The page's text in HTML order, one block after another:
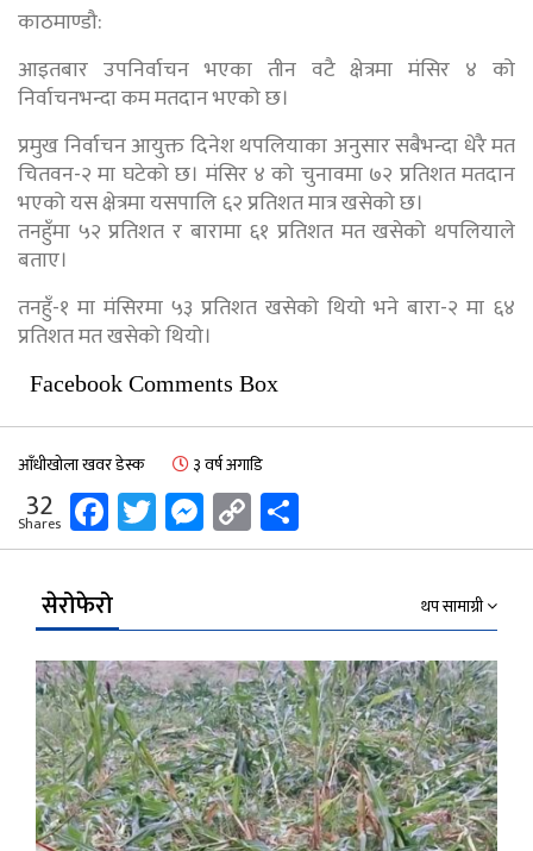
काठमाण्डौ:
आइतबार उपनिर्वाचन भएका तीन वटै क्षेत्रमा मंसिर ४ को
निर्वाचनभन्दा कम मतदान भएको छ।
प्रमुख निर्वाचन आयुक्त दिनेश थपलियाका अनुसार सबैभन्दा धेरै मत
चितवन-२ मा घटेको छ। मंसिर ४ को चुनावमा ७२ प्रतिशत मतदान
भएको यस क्षेत्रमा यसपालि ६२ प्रतिशत मात्र खसेको छ।
तनहुँमा ५२ प्रतिशत र बारामा ६१ प्रतिशत मत खसेको थपलियाले
बताए।
तनहुँ-१ मा मंसिरमा ५३ प्रतिशत खसेको थियो भने बारा-२ मा ६४
प्रतिशत मत खसेको थियो।
Facebook Comments Box
आँधीखोला खवर डेस्क ३ वर्ष अगाडि
32
Shares Facebook
Twitter
Messenger
Copy
Link
सेरोफेरो थप सामाग्री